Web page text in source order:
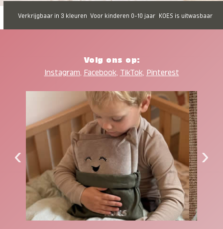
Verkrijgbaar in 3 kleuren Voor kinderen 0-10 jaar KOES is uitwasbaar
Volg ons op:
Instagram, Facebook, TikTok, Pinterest
‹ ›